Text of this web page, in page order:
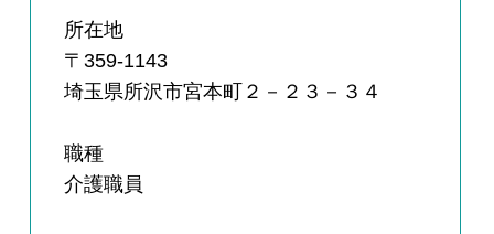
所在地
〒359-1143
埼玉県所沢市宮本町２－２３－３４
職種
介護職員